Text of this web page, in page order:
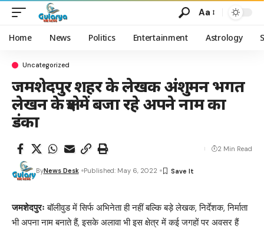
Aa
Home News Politics Entertainment Astrology
Uncategorized
जमशेदपुर शहर के लेखक अंशुमन भगत
लेखन के क्षेत्र में बजा रहे अपने नाम का
डंका
ByNews Desk Published: May 6, 2022
2 Min Read
जमशेदपुरः बॉलीवुड में सिर्फ अभिनेता ही नहीं बल्कि बड़े लेखक, निर्देशक, निर्माता
भी अपना नाम बनाते हैं, इसके अलावा भी इस क्षेत्र में कई जगहों पर अवसर हैं